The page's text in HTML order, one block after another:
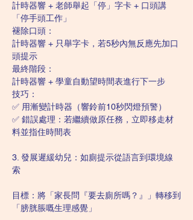
計時器響 + 老師舉起「停」字卡 + 口頭講
「停手頭工作」
褪除口頭：
計時器響 + 只舉字卡，若5秒內無反應先加口
頭提示
最終階段：
計時器響 + 學童自動望時間表進行下一步
技巧：
✅ 用漸變計時器（響鈴前10秒閃燈預警）
✅ 錯誤處理：若繼續做原任務，立即移走材
料並指住時間表
3. 發展遲緩幼兒：如廁提示從語言到環境線
索
目標：將「家長問『要去廁所嗎？』」轉移到
「膀胱脹嘅生理感覺」